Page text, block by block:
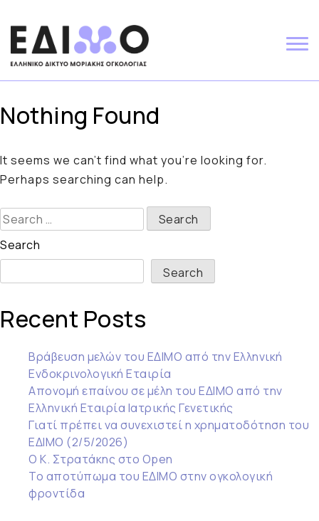
to
content
Nothing Found
It seems we can’t find what you’re looking for.
Perhaps searching can help.
Search
for:
Search
Search
Recent Posts
Βράβευση μελών του ΕΔΙΜΟ από την Ελληνική
Ενδοκρινολογική Εταιρία
Απονομή επαίνου σε μέλη του ΕΔΙΜΟ από την
Ελληνική Εταιρία Ιατρικής Γενετικής
Γιατί πρέπει να συνεχιστεί η χρηματοδότηση του
ΕΔΙΜΟ (2/5/2026)
Ο Κ. Στρατάκης στο Open
Το αποτύπωμα του ΕΔΙΜΟ στην ογκολογική
φροντίδα